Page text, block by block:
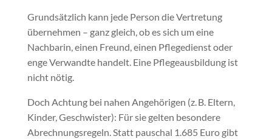
Grundsätzlich kann jede Person die Vertretung
übernehmen – ganz gleich, ob es sich um eine
Nachbarin, einen Freund, einen Pflegedienst oder
enge Verwandte handelt. Eine Pflegeausbildung ist
nicht nötig.
Doch Achtung bei nahen Angehörigen (z. B. Eltern,
Kinder, Geschwister): Für sie gelten besondere
Abrechnungsregeln. Statt pauschal 1.685 Euro gibt